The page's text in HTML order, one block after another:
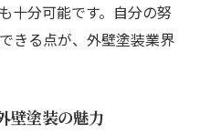
十分可能です。自分の努
きる点が、外壁塗装業界
壁塗装の魅力